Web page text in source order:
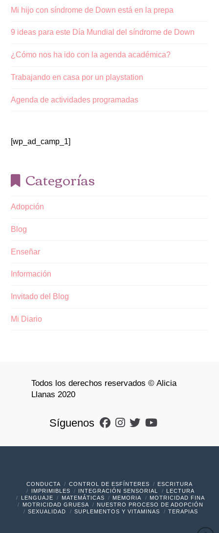
Mi hijo con síndrome de Down está en la prepa
9 ideas para este Día Mundial del síndrome de Down
¿Cómo nos ha ido con la agenda académica?
Trabajando en casa por un playstation
Agenda de actividades programadas
[wp_ad_camp_1]
Categorías
Adopción
Blog
Enseñar
Información
Invitado del Blog
Mi Diario
Todos los derechos reservados © Alicia
Llanas 2020
Síguenos
CONDUCTA CONTROL DE ESFÍNTERES
ESCRITURA
IMPRIMIBLES
INTEGRACIÓN SENSORIAL
LECTURA
LENGUAJE
MATEMÁTICAS MEMORIA
MOTRICIDAD FINA
MOTRICIDAD GRUESA
NUESTRO PROCESO DE ADOPCIÓN
SEXUALIDAD
SUPLEMENTOS Y VITAMINAS TERAPIAS